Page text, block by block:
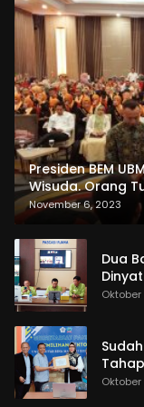
Presiden BEM
Wisuda. Orang
dan
November 6, 2023
Dua
Oktober
Oktober